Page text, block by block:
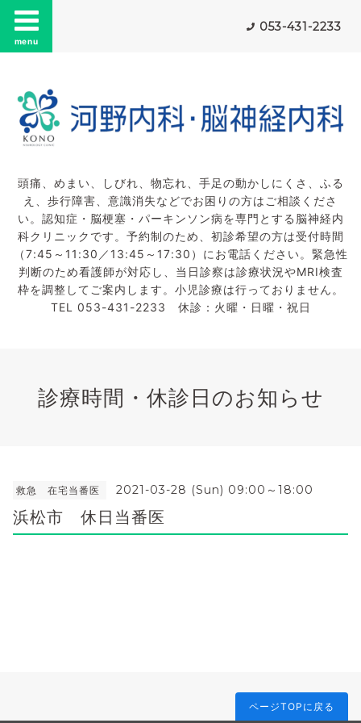
menu
053-431-2233
頭痛、めまい、しびれ、物忘れ、手足の動かしにくさ、ふる
え、歩行障害、意識消失などでお困りの方はご相談くださ
い。認知症・脳梗塞・パーキンソン病を専門とする脳神経内
科クリニックです。予約制のため、初診希望の方は受付時間
（7:45～11:30／13:45～17:30）にお電話ください。緊急性
判断のため看護師が対応し、当日診察は診療状況やMRI検査
枠を調整してご案内します。小児診療は行っておりません。
TEL 053-431-2233 休診：火曜・日曜・祝日
診療時間・休診日のお知らせ
救急 在宅当番医 2021-03-28 (Sun) 09:00～18:00
浜松市 休日当番医
ページTOPに戻る